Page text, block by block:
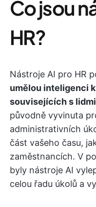
Co jsou
HR?
Nástroje AI pro HR
umělou inteligenci
souvisejících s
původně vyvinuta
administrativních
část vašeho času,
zaměstnancích. V
byly nástroje AI
celou řadu úkolů a